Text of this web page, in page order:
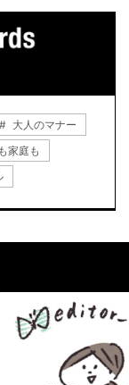
大人のマナー
家庭も